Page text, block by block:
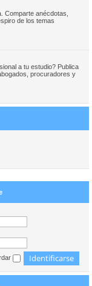
Comparte anécdotas,
de los temas
a tu estudio? Publica
procuradores y